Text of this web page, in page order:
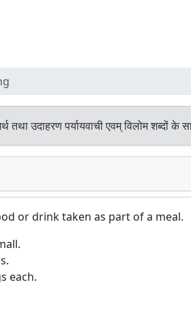
तथा उदाहरण पर्यायवाची एवम् विलोम शब्दों के
or drink taken as part of a meal.
each.